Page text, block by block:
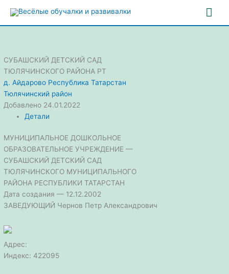
содержимому
СУБАШСКИЙ ДЕТСКИЙ САД
ТЮЛЯЧИНСКОГО РАЙОНА РТ
д. Айдарово Республика Татарстан
Тюлячинский район
Добавлено 24.01.2022
Детали
МУНИЦИПАЛЬНОЕ ДОШКОЛЬНОЕ
ОБРАЗОВАТЕЛЬНОЕ УЧРЕЖДЕНИЕ —
СУБАШСКИЙ ДЕТСКИЙ САД
ТЮЛЯЧИНСКОГО МУНИЦИПАЛЬНОГО
РАЙОНА РЕСПУБЛИКИ ТАТАРСТАН
Дата создания — 12.12.2002
ЗАВЕДУЮЩИЙ Чернов Петр Александрович
Адрес:
Индекс: 422095